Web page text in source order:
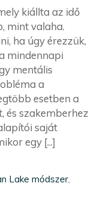
kiállta az idő
mint valaha.
ha úgy érezzük,
mindennapi
mentális
a
esetben a
és szakemberhez
saját
egy [...]
Lake módszer,